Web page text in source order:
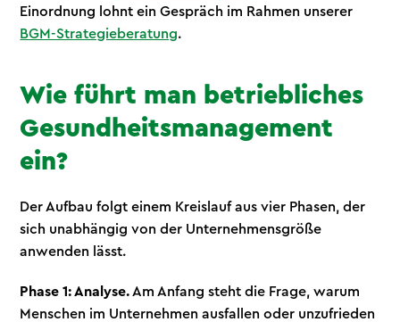
Einordnung lohnt ein Gespräch im Rahmen unserer
BGM-Strategieberatung.
Wie führt man betriebliches
Gesundheitsmanagement
ein?
Der Aufbau folgt einem Kreislauf aus vier Phasen, der
sich unabhängig von der Unternehmensgröße
anwenden lässt.
Phase 1: Analyse. Am Anfang steht die Frage, warum
Menschen im Unternehmen ausfallen oder unzufrieden